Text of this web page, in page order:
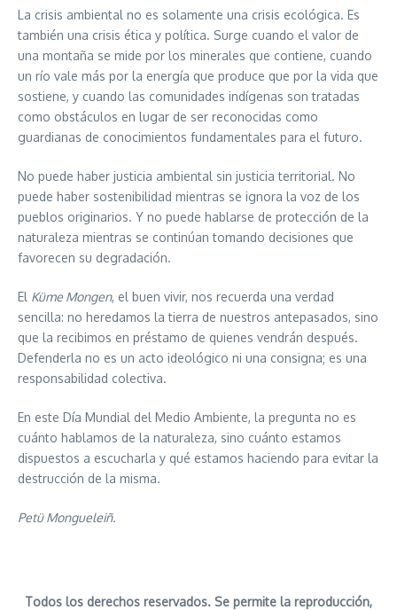
La crisis ambiental no es solamente una crisis ecológica. Es
también una crisis ética y política. Surge cuando el valor de
una montaña se mide por los minerales que contiene, cuando
un río vale más por la energía que produce que por la vida que
sostiene, y cuando las comunidades indígenas son tratadas
como obstáculos en lugar de ser reconocidas como
guardianas de conocimientos fundamentales para el futuro.
No puede haber justicia ambiental sin justicia territorial. No
puede haber sostenibilidad mientras se ignora la voz de los
pueblos originarios. Y no puede hablarse de protección de la
naturaleza mientras se continúan tomando decisiones que
favorecen su degradación.
El Küme Mongen, el buen vivir, nos recuerda una verdad
sencilla: no heredamos la tierra de nuestros antepasados, sino
que la recibimos en préstamo de quienes vendrán después.
Defenderla no es un acto ideológico ni una consigna; es una
responsabilidad colectiva.
En este Día Mundial del Medio Ambiente, la pregunta no es
cuánto hablamos de la naturaleza, sino cuánto estamos
dispuestos a escucharla y qué estamos haciendo para evitar la
destrucción de la misma.
Petü Mongueleiñ.
Todos los derechos reservados. Se permite la reproducción,